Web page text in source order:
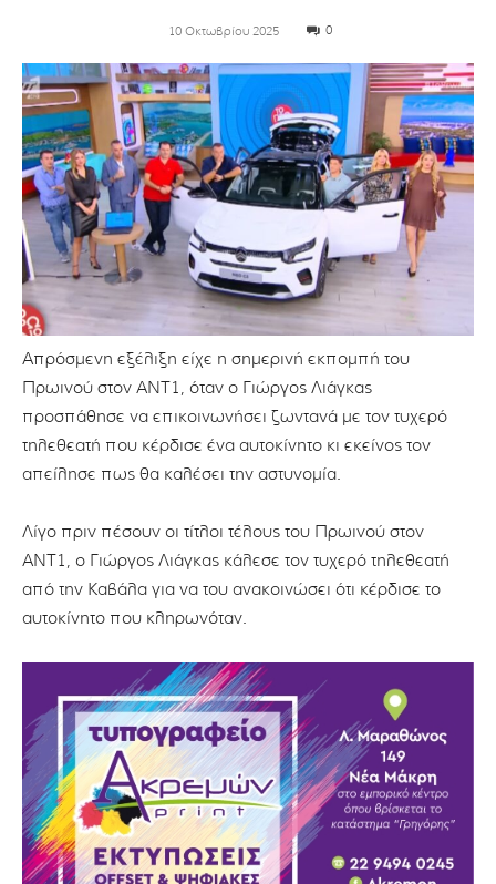
10 Οκτωβρίου 2025 0
Απρόσμενη εξέλιξη είχε η σημερινή εκπομπή του
Πρωινού στον ΑΝΤ1, όταν ο Γιώργος Λιάγκας
προσπάθησε να επικοινωνήσει ζωντανά με τον τυχερό
τηλεθεατή που κέρδισε ένα αυτοκίνητο κι εκείνος τον
απείλησε πως θα καλέσει την αστυνομία.
Λίγο πριν πέσουν οι τίτλοι τέλους του Πρωινού στον
ΑΝΤ1, ο Γιώργος Λιάγκας κάλεσε τον τυχερό τηλεθεατή
από την Καβάλα για να του ανακοινώσει ότι κέρδισε το
αυτοκίνητο που κληρωνόταν.